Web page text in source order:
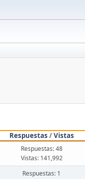
Respuestas /Vistas
Respuestas: 48
Vistas: 141,992
Respuestas: 1